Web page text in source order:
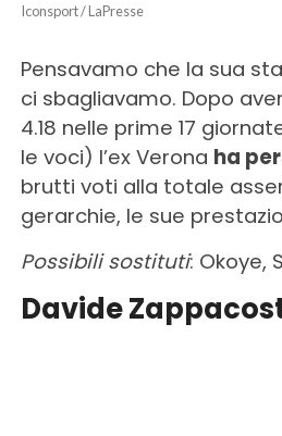
Iconsport / LaPresse
Pensavamo che la sua
ci sbagliavamo. Dopo
4.18 nelle prime 17
le voci) l’ex Verona ha
brutti voti alla totale
gerarchie, le sue
Possibili sostituti: Okoye,
Davide